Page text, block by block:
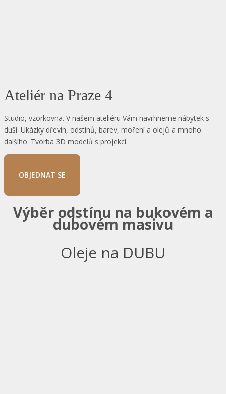
Ateliér na Praze 4
Studio, vzorkovna. V našem ateliéru Vám navrhneme nábytek s
duší. Ukázky dřevin, odstínů, barev, moření a olejů a mnoho
dalšího. Tvorba 3D modelů s projekcí.
OBJEDNAT SE
Výběr odstínu na bukovém a
dubovém masivu
Oleje na DUBU